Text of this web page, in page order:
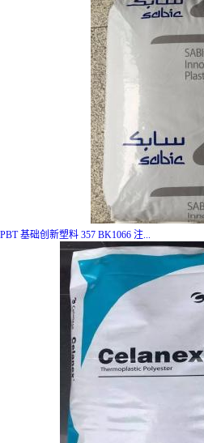
PBT 基础创新塑料 357 BK1066 注...